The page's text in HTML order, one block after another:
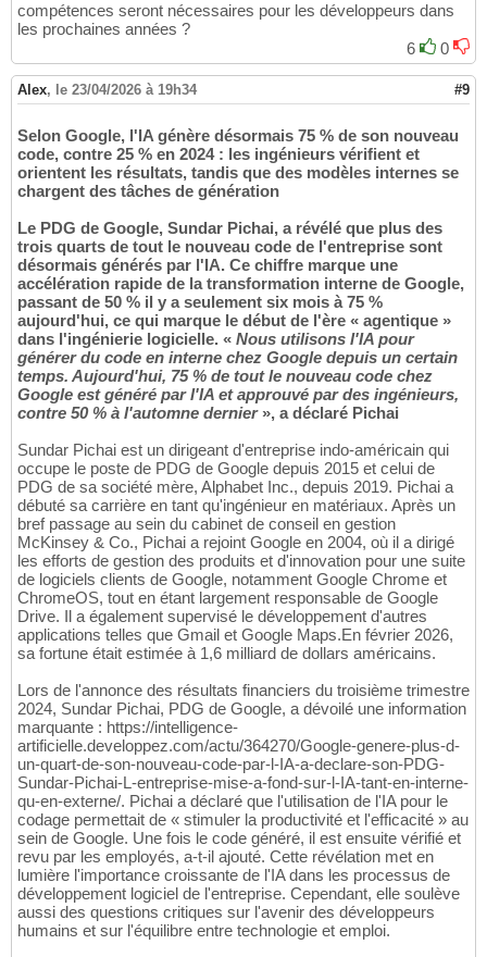
compétences seront nécessaires pour les développeurs dans
les prochaines années ?
6
0
Alex, le 23/04/2026 à 19h34 #9
Selon Google, l'IA génère désormais 75 % de son nouveau
code, contre 25 % en 2024 : les ingénieurs vérifient et
orientent les résultats, tandis que des modèles internes se
chargent des tâches de génération
Le PDG de Google, Sundar Pichai, a révélé que plus des
trois quarts de tout le nouveau code de l'entreprise sont
désormais générés par l'IA. Ce chiffre marque une
accélération rapide de la transformation interne de Google,
passant de 50 % il y a seulement six mois à 75 %
aujourd'hui, ce qui marque le début de l'ère « agentique »
dans l'ingénierie logicielle. « Nous utilisons l'IA pour
générer du code en interne chez Google depuis un certain
temps. Aujourd'hui, 75 % de tout le nouveau code chez
Google est généré par l'IA et approuvé par des ingénieurs,
contre 50 % à l'automne dernier», a déclaré Pichai
Sundar Pichai est un dirigeant d'entreprise indo-américain qui
occupe le poste de PDG de Google depuis 2015 et celui de
PDG de sa société mère, Alphabet Inc., depuis 2019. Pichai a
débuté sa carrière en tant qu'ingénieur en matériaux. Après un
bref passage au sein du cabinet de conseil en gestion
McKinsey & Co., Pichai a rejoint Google en 2004, où il a dirigé
les efforts de gestion des produits et d'innovation pour une suite
de logiciels clients de Google, notamment Google Chrome et
ChromeOS, tout en étant largement responsable de Google
Drive. Il a également supervisé le développement d'autres
applications telles que Gmail et Google Maps.En février 2026,
sa fortune était estimée à 1,6 milliard de dollars américains.
Lors de l'annonce des résultats financiers du troisième trimestre
2024, Sundar Pichai, PDG de Google, a dévoilé une information
marquante : https://intelligence-
artificielle.developpez.com/actu/364270/Google-genere-plus-d-
un-quart-de-son-nouveau-code-par-l-IA-a-declare-son-PDG-
Sundar-Pichai-L-entreprise-mise-a-fond-sur-l-IA-tant-en-interne-
qu-en-externe/. Pichai a déclaré que l'utilisation de l'IA pour le
codage permettait de « stimuler la productivité et l'efficacité » au
sein de Google. Une fois le code généré, il est ensuite vérifié et
revu par les employés, a-t-il ajouté. Cette révélation met en
lumière l'importance croissante de l'IA dans les processus de
développement logiciel de l'entreprise. Cependant, elle soulève
aussi des questions critiques sur l'avenir des développeurs
humains et sur l'équilibre entre technologie et emploi.